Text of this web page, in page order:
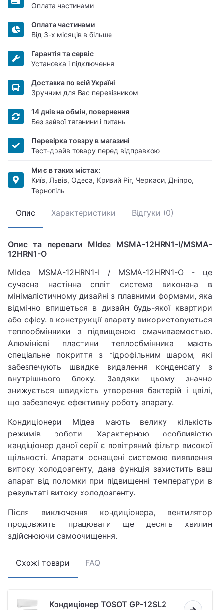
Оплата частинами
Оплата частинами
Від 3-х місяців в більше
Гарантія та сервіс
Установка і підключення
Доставка по всій Україні
Зручним для Вас перевізником
14 днів на обмін, повернення
Без зайвої тяганини і питань
Перевірка товару в магазині
Тест-драйв товару перед відправкою
Ми є в таких містах:
Київ, Львів, Одеса, Кривий Ріг, Черкаси, Дніпро,
Тернопіль
Опис Характеристики Відгуки (0)
Опис та переваги MIdea MSMA-12HRN1-I/MSMA-
12HRN1-O
MIdea MSMA-12HRN1-I / MSMA-12HRN1-O - це
сучасна настінна спліт система виконана в
мінімалістичному дизайні з плавними формами, яка
відмінно впишеться в дизайн будь-якої квартири
або офісу. в конструкції апарату використовуються
теплообмінники з підвищеною смачиваемостью.
Алюмінієві пластини теплообмінника мають
спеціальне покриття з гідрофільним шаром, які
забезпечують швидке видалення конденсату з
внутрішнього блоку. Завдяки цьому значно
знижується швидкість утворення бактерій і цвілі,
що забезпечує ефективну роботу апарату.
Кондиціонери Мідеа мають велику кількість
режимів роботи. Характерною особливістю
кандіціонер даної серії є повітряний фільтр високої
щільності. Апарати оснащені системою виявлення
витоку холодоагенту, дана функція захистить ваш
апарат від поломки при підвищенні температури в
результаті витоку холодоагенту.
Після виключення кондиціонера, вентилятор
продовжить працювати ще десять хвилин
здійснюючи самоочищення.
Схожі товари FAQ
Кондиціонер TOSOT GP-12SL2